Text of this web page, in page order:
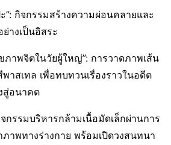
”: กิจกรรมสร้างความผ่อนคลายและ
างเป็นอิสระ
ภาพจิตในวัยผู้ใหญ่”: การวาดภาพเส้น
าสเทล เพื่อทบทวนเรื่องราวในอดีต
สู่อนาคต
กรรมบริหารกล้ามเนื้อมัดเล็กผ่านการ
าพทางร่างกาย พร้อมเปิดวงสนทนา